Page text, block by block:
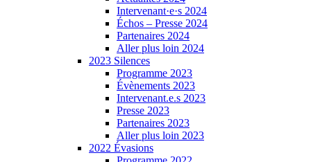
Intervenant·e·s 2024
Échos – Presse 2024
Partenaires 2024
Aller plus loin 2024
2023 Silences
Programme 2023
Évènements 2023
Intervenant.e.s 2023
Presse 2023
Partenaires 2023
Aller plus loin 2023
2022 Évasions